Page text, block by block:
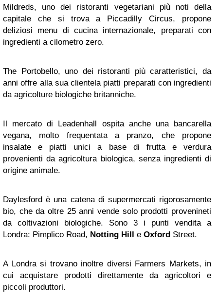
Mildreds, uno dei ristoranti vegetariani più noti della
capitale che si trova a Piccadilly Circus, propone
deliziosi menu di cucina internazionale, preparati con
ingredienti a cilometro zero.
The Portobello, uno dei ristoranti più caratteristici, da
anni offre alla sua clientela piatti preparati con ingredienti
da agricolture biologiche britanniche.
Il mercato di Leadenhall ospita anche una bancarella
vegana, molto frequentata a pranzo, che propone
insalate e piatti unici a base di frutta e verdura
provenienti da agricoltura biologica, senza ingredienti di
origine animale.
Daylesford è una catena di supermercati rigorosamente
bio, che da oltre 25 anni vende solo prodotti provenineti
da coltivazioni biologiche. Sono 3 i punti vendita a
Londra: Pimplico Road, Notting Hill e Oxford Street.
A Londra si trovano inoltre diversi Farmers Markets, in
cui acquistare prodotti direttamente da agricoltori e
piccoli produttori.